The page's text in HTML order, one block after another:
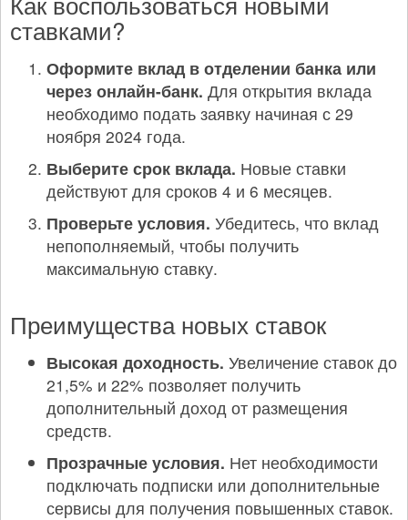
ставками?
Оформите вклад в отделении банка или
через онлайн-банк. Для открытия вклада
необходимо подать заявку начиная с 29
ноября 2024 года.
Выберите срок вклада. Новые ставки
действуют для сроков 4 и 6 месяцев.
Проверьте условия. Убедитесь, что вклад
непополняемый, чтобы получить
максимальную ставку.
Преимущества новых ставок
Высокая доходность. Увеличение ставок до
21,5% и 22% позволяет получить
дополнительный доход от размещения
средств.
Прозрачные условия. Нет необходимости
подключать подписки или дополнительные
сервисы для получения повышенных ставок.